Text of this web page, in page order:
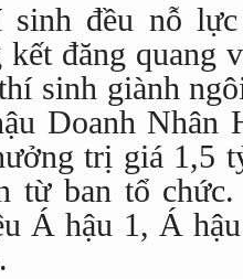
đều nỗ
đăng quang
sinh giành
Doanh Nhân
trị giá 1,5
từ ban tổ
Á hậu 1, Á